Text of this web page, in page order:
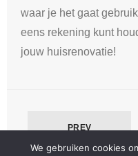
waar je het gaat
eens rekening kunt
jouw huisrenovatie!
PREV
We gebruiken cookies